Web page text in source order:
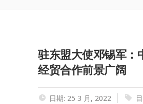
驻东盟大使邓锡军：
经贸合作前景广阔
日期: 25 3 月, 2022